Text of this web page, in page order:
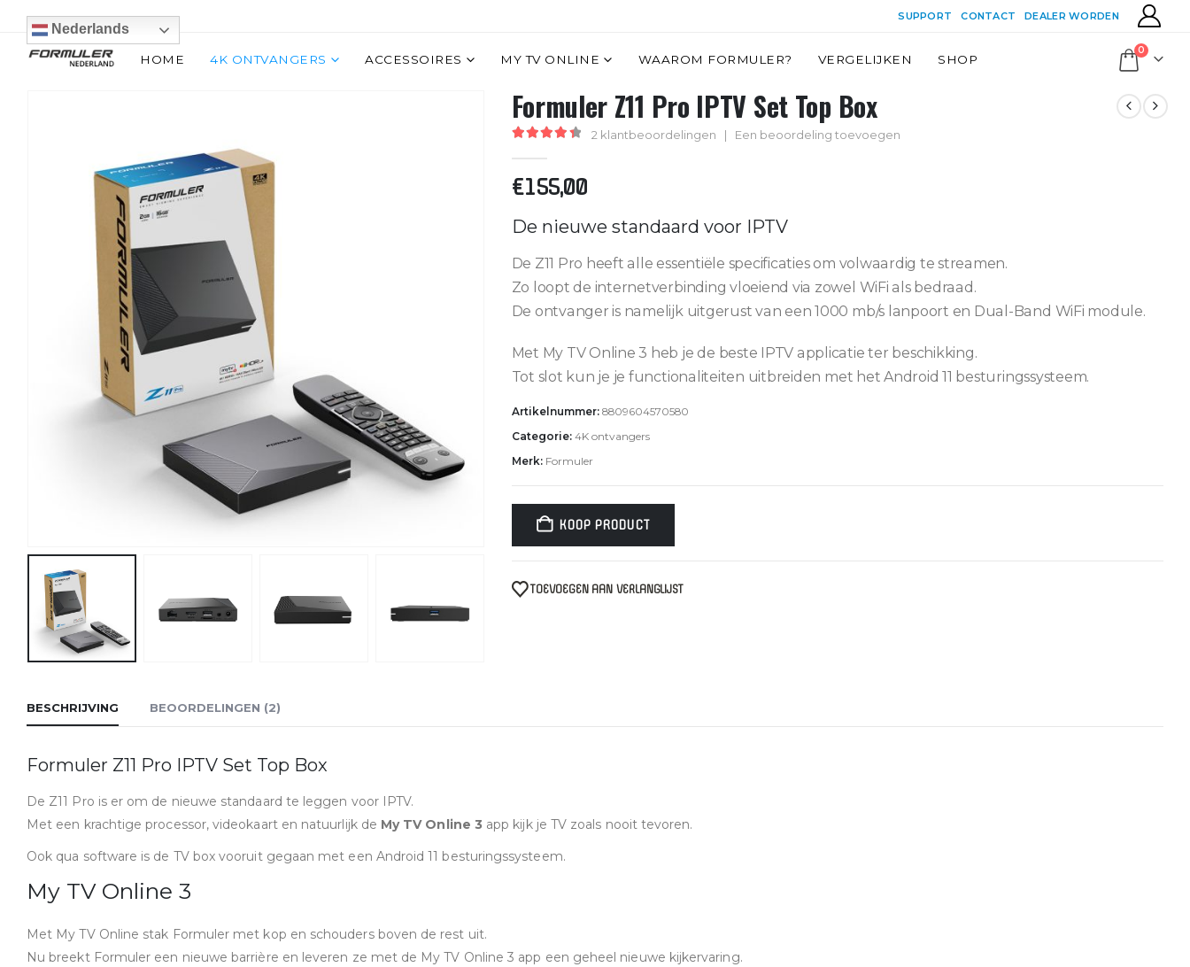
Nederlands
SUPPORT CONTACT DEALER WORDEN
HOME 4K ONTVANGERS ACCESSOIRES MY TV ONLINE WAAROM FORMULER? VERGELIJKEN SHOP
0
Formuler Z11 Pro IPTV Set Top Box
2 klantbeoordelingen | Een beoordeling toevoegen
€155,00
De nieuwe standaard voor IPTV
De Z11 Pro heeft alle essentiële specificaties om volwaardig te streamen.
Zo loopt de internetverbinding vloeiend via zowel WiFi als bedraad.
De ontvanger is namelijk uitgerust van een 1000 mb/s lanpoort en Dual-Band WiFi module.
Met My TV Online 3 heb je de beste IPTV applicatie ter beschikking.
Tot slot kun je je functionaliteiten uitbreiden met het Android 11 besturingssysteem.
Artikelnummer: 8809604570580
Categorie: 4K ontvangers
Merk: Formuler
KOOP PRODUCT
TOEVOEGEN AAN VERLANGLIJST
BESCHRIJVING BEOORDELINGEN (2)
Formuler Z11 Pro IPTV Set Top Box
De Z11 Pro is er om de nieuwe standaard te leggen voor IPTV.
Met een krachtige processor, videokaart en natuurlijk de My TV Online 3 app kijk je TV zoals nooit tevoren.
Ook qua software is de TV box vooruit gegaan met een Android 11 besturingssysteem.
My TV Online 3
Met My TV Online stak Formuler met kop en schouders boven de rest uit.
Nu breekt Formuler een nieuwe barrière en leveren ze met de My TV Online 3 app een geheel nieuwe kijkervaring.